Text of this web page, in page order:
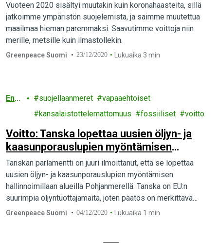
Vuoteen 2020 sisältyi muutakin kuin koronahaasteita, sillä
jatkoimme ympäristön suojelemista, ja saimme muutettua
maailmaa hieman paremmaksi. Saavutimme voittoja niin
merille, metsille kuin ilmastollekin.
Greenpeace Suomi 23/12/2020 Lukuaika 3 min
Ener
suojellaanmeret
vapaaehtoiset
kansalaistottelemattomuus
fossiiliset voitto
Voitto: Tanska lopettaa uusien öljyn- ja
kaasunporauslupien myöntämisen
Pohjanmerellä
Tanskan parlamentti on juuri ilmoittanut, että se lopettaa
uusien öljyn- ja kaasunporauslupien myöntämisen
hallinnoimillaan alueilla Pohjanmerellä. Tanska on EU:n
suurimpia öljyntuottajamaita, joten päätös on merkittävä
askel kohti fossiilisten alasajoa.
Greenpeace Suomi 04/12/2020 Lukuaika 1 min